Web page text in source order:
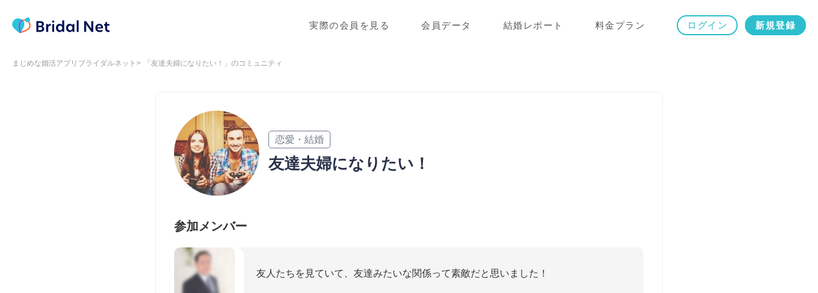
実際の会員を見る 会員データ 結婚レポート 料金プラン ログイン 新規登録
まじめな婚活アプリブライダルネット 「友達夫婦になりたい！」のコミュニティ
恋愛・結婚
友達夫婦になりたい！
参加メンバー
友人たちを見ていて、友達みたいな関係って素敵だと思いました！